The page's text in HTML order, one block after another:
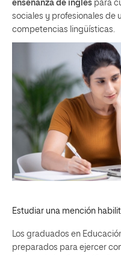
enseñanza de inglés para
sociales y profesionales de
competencias lingüísticas.
Estudiar una mención
Los graduados en
preparados para ejercer